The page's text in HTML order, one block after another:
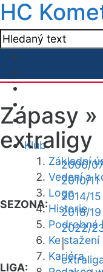
HC
Klub
Základní
Vedení a
Logo
Historie
Podrobná
Ke stažení
Kariéra
Zápasy »
extraligy
SEZONA:
2006/
2010/11
2014/15
2018/19
2022/
|
LIGA: